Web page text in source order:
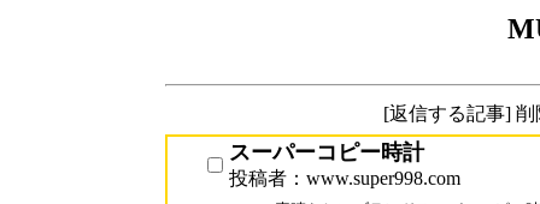
[返信する記事]
スーパーコピー時計
投稿者：www.super998.com